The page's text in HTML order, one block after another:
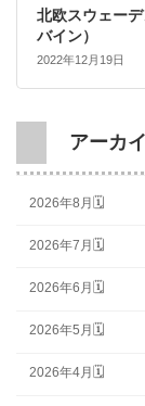
北欧スウェー
バイン）
2022年12月19日
アーカ
2026年8月🗓
2026年7月🗓
2026年6月🗓
2026年5月🗓
2026年4月🗓